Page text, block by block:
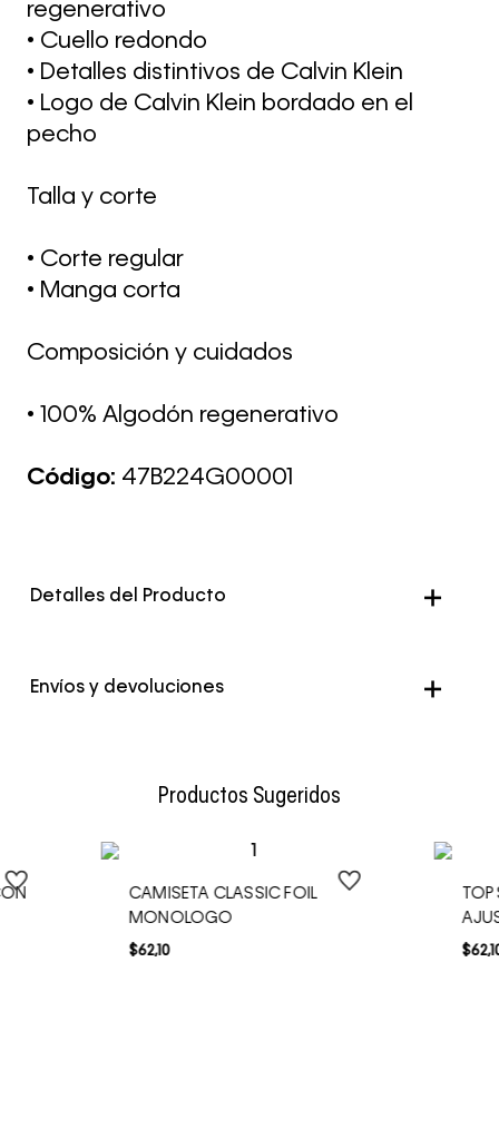
regenerativo
• Cuello redondo
• Detalles distintivos de Calvin Klein
• Logo de Calvin Klein bordado en el
pecho
Talla y corte
• Corte regular
• Manga corta
Composición y cuidados
• 100% Algodón regenerativo
Código: 47B224G00001
Detalles del Producto
Color Negro
Envíos y devoluciones
Productos Sugeridos
CAMISETA CLASSIC FOIL
MONOLOGO
$62,10 $62,